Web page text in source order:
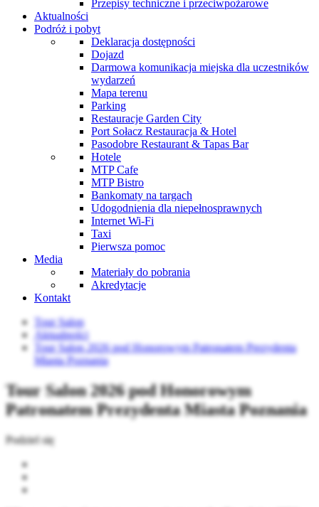
Przepisy techniczne i przeciwpożarowe
Aktualności
Podróż i pobyt
Deklaracja dostępności
Dojazd
Darmowa komunikacja miejska dla uczestników
wydarzeń
Mapa terenu
Parking
Restauracje Garden City
Port Sołacz Restauracja & Hotel
Pasodobre Restaurant & Tapas Bar
Hotele
MTP Cafe
MTP Bistro
Bankomaty na targach
Udogodnienia dla niepełnosprawnych
Internet Wi-Fi
Taxi
Pierwsza pomoc
Media
Materiały do pobrania
Akredytacje
Kontakt
Tour Salon
Aktualności
Tour Salon 2026 pod Honorowym Patronatem Prezydenta
Miasta Poznania
Tour Salon 2026 pod Honorowym
Patronatem Prezydenta Miasta Poznania
Podziel się